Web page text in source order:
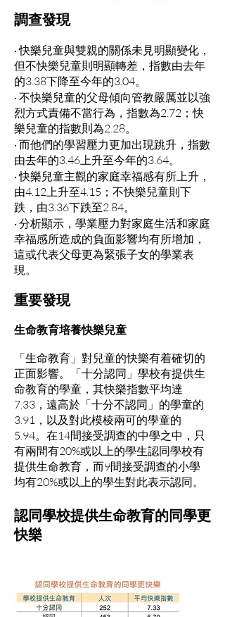
調查發現
‧ 快樂兒童與雙親的關係未見明顯變化，
但不快樂兒童則明顯轉差，指數由去年
的3.38下降至今年的3.04。
‧ 不快樂兒童的父母傾向管教嚴厲並以強
烈方式責備不當行為，指數為2.72；快
樂兒童的指數則為2.28。
‧ 而他們的學習壓力更加出現跳升，指數
由去年的3.46上升至今年的3.64。
‧ 快樂兒童主觀的家庭幸福感有所上升，
由4.12上升至4.15；不快樂兒童則下
跌，由3.36下跌至2.84。
‧ 分析顯示，學業壓力對家庭生活和家庭
幸福感所造成的負面影響均有所增加，
這或代表父母更為緊張子女的學業表
現。
重要發現
生命教育培養快樂兒童
「生命教育」對兒童的快樂有着確切的
正面影響。「十分認同」學校有提供生
命教育的學童，其快樂指數平均達
7.33，遠高於「十分不認同」的學童的
3.91，以及對此模棱兩可的學童的
5.94。在14間接受調查的中學之中，只
有兩間有20%或以上的學生認同學校有
提供生命教育，而9間接受調查的小學
均有20%或以上的學生對此表示認同。
認同學校提供生命教育的同學更
快樂